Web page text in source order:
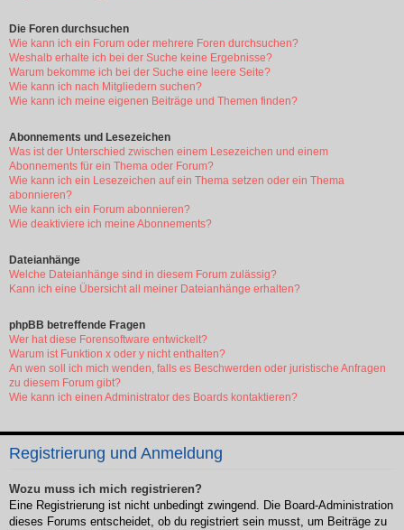
Die Foren durchsuchen
Wie kann ich ein Forum oder mehrere Foren durchsuchen?
Weshalb erhalte ich bei der Suche keine Ergebnisse?
Warum bekomme ich bei der Suche eine leere Seite?
Wie kann ich nach Mitgliedern suchen?
Wie kann ich meine eigenen Beiträge und Themen finden?
Abonnements und Lesezeichen
Was ist der Unterschied zwischen einem Lesezeichen und einem
Abonnements für ein Thema oder Forum?
Wie kann ich ein Lesezeichen auf ein Thema setzen oder ein Thema
abonnieren?
Wie kann ich ein Forum abonnieren?
Wie deaktiviere ich meine Abonnements?
Dateianhänge
Welche Dateianhänge sind in diesem Forum zulässig?
Kann ich eine Übersicht all meiner Dateianhänge erhalten?
phpBB betreffende Fragen
Wer hat diese Forensoftware entwickelt?
Warum ist Funktion x oder y nicht enthalten?
An wen soll ich mich wenden, falls es Beschwerden oder juristische Anfragen
zu diesem Forum gibt?
Wie kann ich einen Administrator des Boards kontaktieren?
Registrierung und Anmeldung
Wozu muss ich mich registrieren?
Eine Registrierung ist nicht unbedingt zwingend. Die Board-Administration
dieses Forums entscheidet, ob du registriert sein musst, um Beiträge zu